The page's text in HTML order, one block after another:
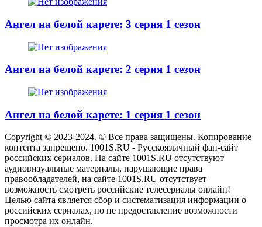
Ангел на белой карете: 3 серия 1 сезон
Ангел на белой карете: 2 серия 1 сезон
Ангел на белой карете: 1 серия 1 сезон
Copyright © 2023-2024. © Все права защищены. Копирование
контента запрещено. 1001S.RU - Русскоязычный фан-сайт
российских сериалов. На сайте 1001S.RU отсутствуют
аудиовизуальные материалы, нарушающие права
правообладателей, на сайте 1001S.RU отсутствует
возможность смотреть российские телесериалы онлайн!
Целью сайта является сбор и систематизация информации о
российских сериалах, но не предоставление возможности
просмотра их онлайн.